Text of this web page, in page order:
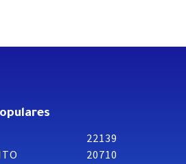
22139
20710